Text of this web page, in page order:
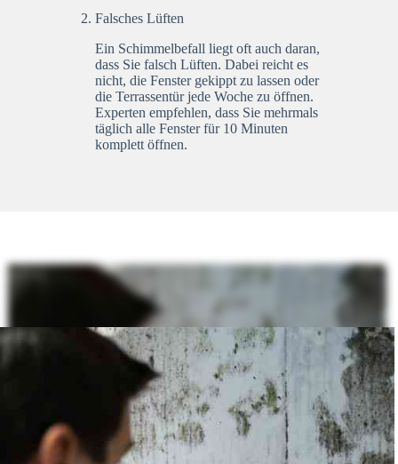
Falsches Lüften
Ein Schimmelbefall liegt oft auch daran,
dass Sie falsch Lüften. Dabei reicht es
nicht, die Fenster gekippt zu lassen oder
die Terrassentür jede Woche zu öffnen.
Experten empfehlen, dass Sie mehrmals
täglich alle Fenster für 10 Minuten
komplett öffnen.